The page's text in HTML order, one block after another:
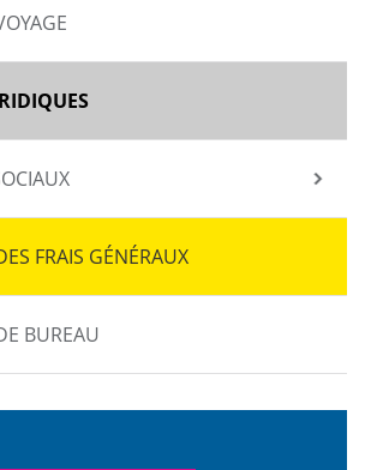
FRAIS GÉNÉRAUX
BUREAU